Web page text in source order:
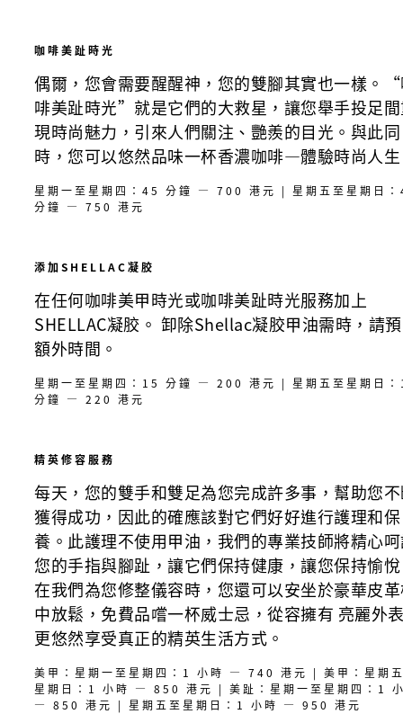
咖啡美趾時光
偶爾，您會需要醒醒神，您的雙腳其實也一樣。
啡美趾時光”就是它們的大救星，讓您舉手投足
現時尚魅力，引來人們關注、艷羨的目光。與此同
時，您可以悠然品味一杯香濃咖啡—體驗時尚人
星期一至星期四：45 分鐘 — 700 港元 | 星期五至星期日
分鐘 — 750 港元
添加SHELLAC凝胶
在任何咖啡美甲時光或咖啡美趾時光服務加上
SHELLAC凝胶。 卸除Shellac凝胶甲油需時，請
額外時間。
星期一至星期四：15 分鐘 — 200 港元 | 星期五至星期日
分鐘 — 220 港元
精英修容服務
每天，您的雙手和雙足為您完成許多事，幫助您
獲得成功，因此的確應該對它們好好進行護理和保
養。此護理不使用甲油，我們的專業技師將精心
您的手指與腳趾，讓它們保持健康，讓您保持愉
在我們為您修整儀容時，您還可以安坐於豪華皮
中放鬆，免費品嚐一杯威士忌，從容擁有 亮麗外
更悠然享受真正的精英生活方式。
美甲：星期一至星期四：1 小時 — 740 港元 | 美甲：星期
星期日：1 小時 — 850 港元 | 美趾：星期一至星期四：1
— 850 港元 | 星期五至星期日：1 小時 — 950 港元